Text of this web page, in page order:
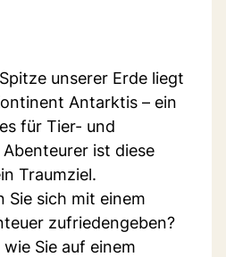
unserer Erde liegt
Antarktis – ein
für Tier- und
ist diese
Traumziel.
Sie sich mit einem
zufriedengeben?
Sie auf einem